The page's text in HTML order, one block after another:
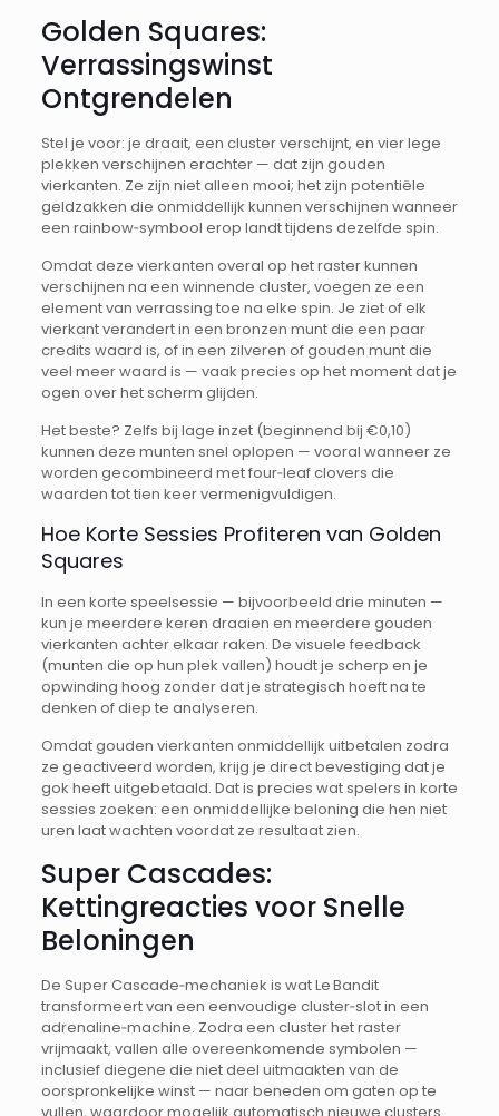
Golden Squares:
Verrassingswinst
Ontgrendelen
Stel je voor: je draait, een cluster verschijnt, en vier lege
plekken verschijnen erachter — dat zijn gouden
vierkanten. Ze zijn niet alleen mooi; het zijn potentiële
geldzakken die onmiddellijk kunnen verschijnen wanneer
een rainbow‑symbool erop landt tijdens dezelfde spin.
Omdat deze vierkanten overal op het raster kunnen
verschijnen na een winnende cluster, voegen ze een
element van verrassing toe na elke spin. Je ziet of elk
vierkant verandert in een bronzen munt die een paar
credits waard is, of in een zilveren of gouden munt die
veel meer waard is — vaak precies op het moment dat je
ogen over het scherm glijden.
Het beste? Zelfs bij lage inzet (beginnend bij €0,10)
kunnen deze munten snel oplopen — vooral wanneer ze
worden gecombineerd met four‑leaf clovers die
waarden tot tien keer vermenigvuldigen.
Hoe Korte Sessies Profiteren van Golden
Squares
In een korte speelsessie — bijvoorbeeld drie minuten —
kun je meerdere keren draaien en meerdere gouden
vierkanten achter elkaar raken. De visuele feedback
(munten die op hun plek vallen) houdt je scherp en je
opwinding hoog zonder dat je strategisch hoeft na te
denken of diep te analyseren.
Omdat gouden vierkanten onmiddellijk uitbetalen zodra
ze geactiveerd worden, krijg je direct bevestiging dat je
gok heeft uitgebetaald. Dat is precies wat spelers in korte
sessies zoeken: een onmiddellijke beloning die hen niet
uren laat wachten voordat ze resultaat zien.
Super Cascades:
Kettingreacties voor Snelle
Beloningen
De Super Cascade‑mechaniek is wat Le Bandit
transformeert van een eenvoudige cluster‑slot in een
adrenaline‑machine. Zodra een cluster het raster
vrijmaakt, vallen alle overeenkomende symbolen —
inclusief diegene die niet deel uitmaakten van de
oorspronkelijke winst — naar beneden om gaten op te